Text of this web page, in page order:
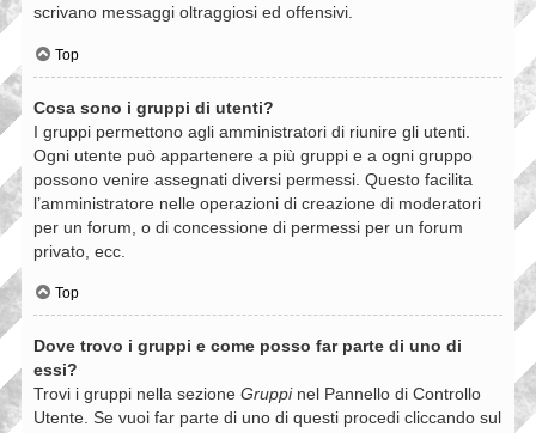
scrivano messaggi oltraggiosi ed offensivi.
Top
Cosa sono i gruppi di utenti?
I gruppi permettono agli amministratori di riunire gli utenti.
Ogni utente può appartenere a più gruppi e a ogni gruppo
possono venire assegnati diversi permessi. Questo facilita
l’amministratore nelle operazioni di creazione di moderatori
per un forum, o di concessione di permessi per un forum
privato, ecc.
Top
Dove trovo i gruppi e come posso far parte di uno di
essi?
Trovi i gruppi nella sezione Gruppinel Pannello di Controllo
Utente. Se vuoi far parte di uno di questi procedi cliccando sul